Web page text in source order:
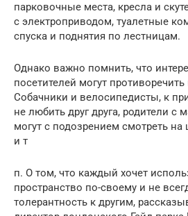
парковочные места, кресла и
с электроприводом, туалетные
спуска и поднятия по лестницам.
Однако важно помнить, что
посетителей могут противоречить
Собачники и велосипедисты, к
не любить друг друга, родители с
могут с подозрением смотреть
и т
п. О том, что каждый хочет
пространство по-своему и не
толерантность к другим,